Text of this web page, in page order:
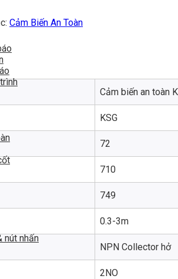
nút nhấn
Cảm Biến An Toàn
Cảm biến an toàn
KSG
72
710
749
0.3-3m
NPN Collector hở
2NO